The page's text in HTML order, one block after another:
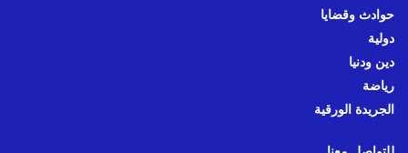
حوادث وقضايا
دولية
دين ودنيا
رياضة
الجريدة الورقية